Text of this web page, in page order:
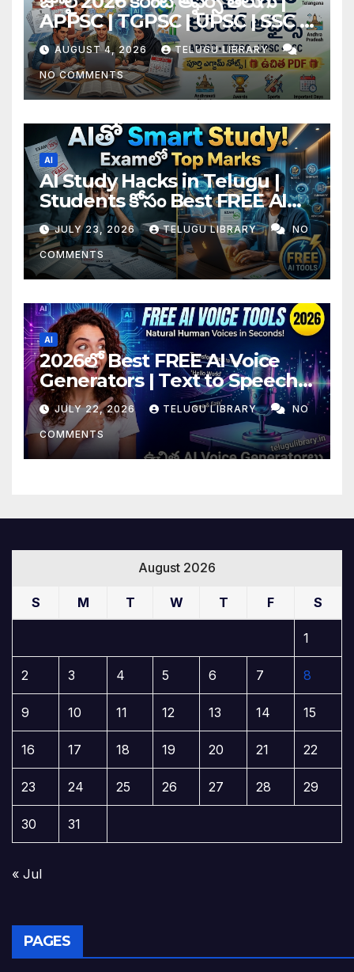
APPSC | TGPSC | UPSC | SSC |
Banking Exam Notes
AUGUST 4, 2026 TELUGU LIBRARY
NO COMMENTS
AI
AI Study Hacks in Telugu |
Students కోసం Best FREE AI
Tools & Smart Study Tips
(2026)
JULY 23, 2026 TELUGU LIBRARY NO
COMMENTS
AI
2026లో Best FREE AI Voice
Generators | Text to Speech
కోసం Top 4 AI Tools
JULY 22, 2026 TELUGU LIBRARY NO
COMMENTS
August 2026
S M T W T F S
1
2 3 4 5 6 7 8
9 10 11 12 13 14 15
16 17 18 19 20 21 22
23 24 25 26 27 28 29
30 31
« Jul
PAGES